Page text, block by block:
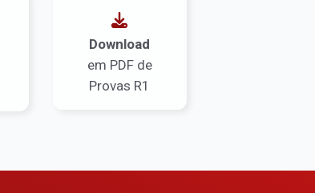
Download
em PDF de
Provas R1